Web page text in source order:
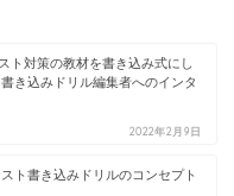
ト対策の教材を書き込み式にし
き込みドリル編集者へのインタ
2022年2月9日
ト書き込みドリルのコンセプト